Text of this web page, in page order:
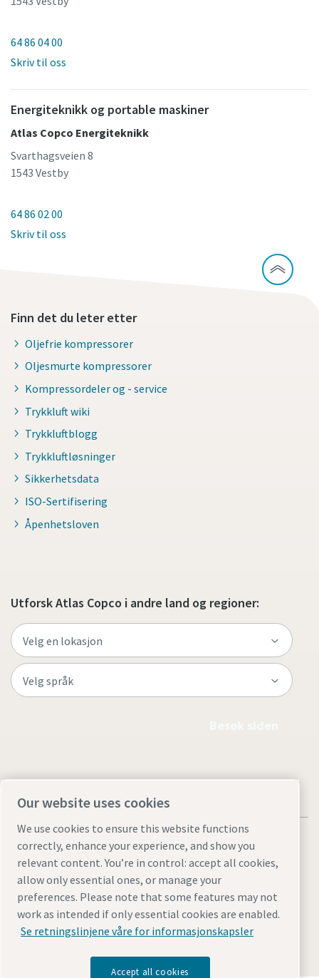
64 86 04 00
Skriv til oss
Energiteknikk og portable maskiner
Atlas Copco Energiteknikk
Svarthagsveien 8
1543 Vestby
64 86 02 00
Skriv til oss
Finn det du leter etter
Oljefrie kompressorer
Oljesmurte kompressorer
Kompressordeler og - service
Trykkluft wiki
Trykkluftblogg
Trykkluftløsninger
Sikkerhetsdata
ISO-Sertifisering
Åpenhetsloven
Utforsk Atlas Copco i andre land og regioner:
Juridiske merknader og personvernmerknader
Manage cookiesTilgjengelighetOmrådekart
Our website uses cookies
We use cookies to ensure this website functions
correctly, enhance your experience, and show you
relevant content. You’re in control: accept all cookies,
allow only essential ones, or manage your
preferences. Please note that some features may not
work as intended if only essential cookies are enabled.
Se retningslinjene våre for informasjonskapsler
Accept all cookies